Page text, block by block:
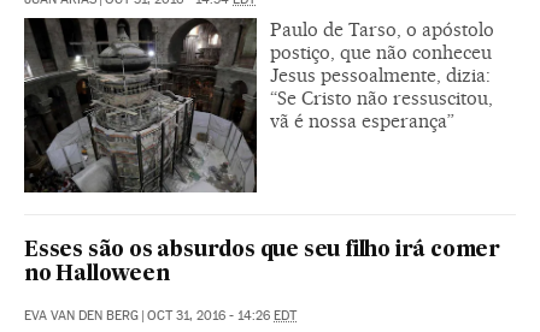
Paulo de Tarso, o apóstolo
postiço, que não conheceu
Jesus pessoalmente, dizia:
“Se Cristo não ressuscitou,
vã é nossa esperança”
Esses são os absurdos que seu filho irá comer
no Halloween
EVA VAN DEN BERG | OCT 31, 2016 - 14:26 EDT